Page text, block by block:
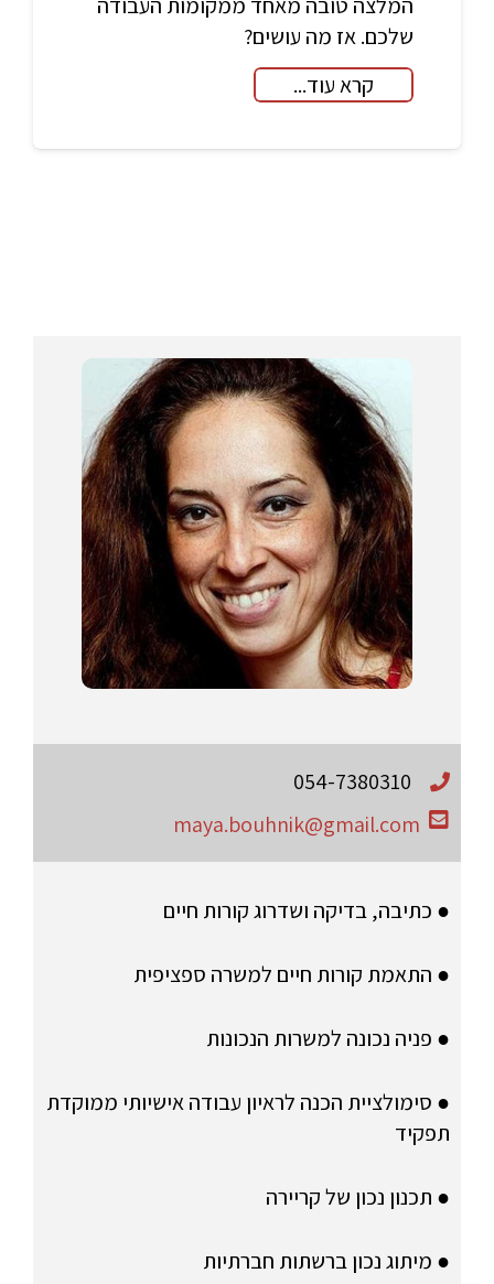
שלכם. אז מה עושים?
קרא עוד...
054-7380310
maya.bouhnik@gmail.com
● כתיבה, בדיקה ושדרוג קורות חיים
● התאמת קורות חיים למשרה ספציפית
● פניה נכונה למשרות הנכונות
● סימולציית הכנה לראיון עבודה אישיותי ממוקדת
תפקיד
● תכנון נכון של קריירה
● מיתוג נכון ברשתות חברתיות